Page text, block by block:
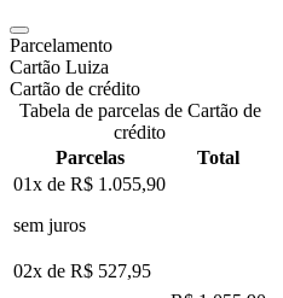
Parcelamento
Cartão Luiza
Cartão de crédito
Tabela de parcelas de Cartão de
crédito
Parcelas
Total
01x de R$ 1.055,90
sem juros
02x de R$ 527,95